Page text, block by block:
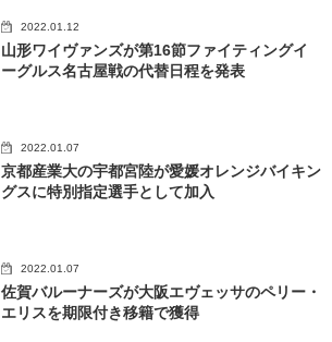
2022.01.12
山形ワイヴァンズが第16節ファイティングイ
ーグルス名古屋戦の代替日程を発表
2022.01.07
京都産業大の宇都宮陸が愛媛オレンジバイキン
グスに特別指定選手として加入
2022.01.07
佐賀バルーナーズが大阪エヴェッサのペリー・
エリスを期限付き移籍で獲得